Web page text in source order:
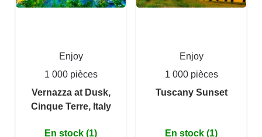
Enjoy
1 000 pièces
Vernazza at Dusk,
Cinque Terre, Italy
En stock (1)
Enjoy
1 000 pièces
Tuscany Sunset
En stock (1)